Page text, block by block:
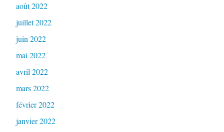
août 2022
juillet 2022
juin 2022
mai 2022
avril 2022
mars 2022
février 2022
janvier 2022